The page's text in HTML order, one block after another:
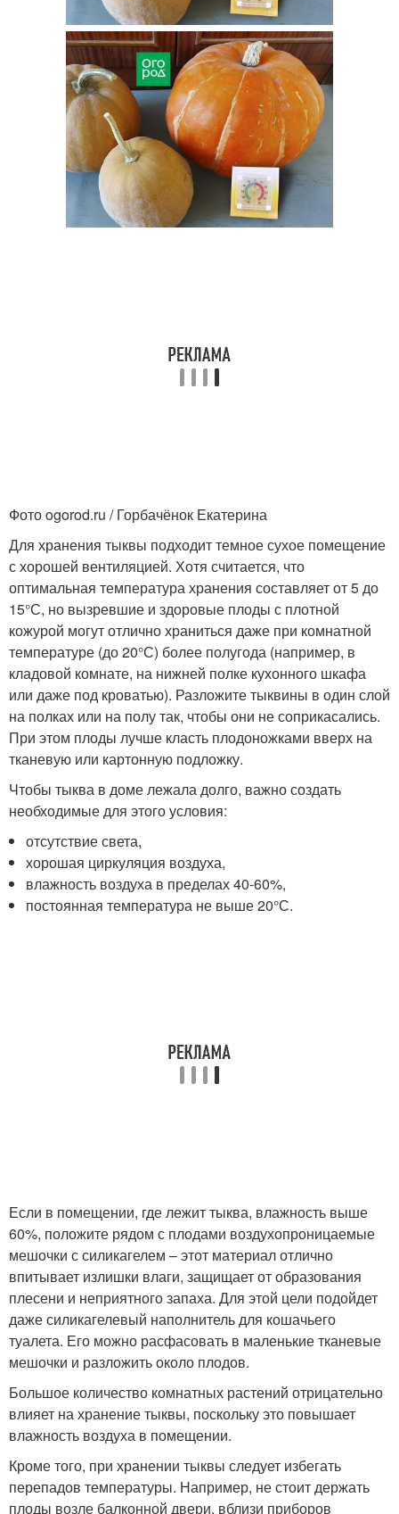
Фото ogorod.ru / Горбачёнок Екатерина
Для хранения тыквы подходит темное сухое помещение
с хорошей вентиляцией. Хотя считается, что
оптимальная температура хранения составляет от 5 до
15°С, но вызревшие и здоровые плоды с плотной
кожурой могут отлично храниться даже при комнатной
температуре (до 20°С) более полугода (например, в
кладовой комнате, на нижней полке кухонного шкафа
или даже под кроватью). Разложите тыквины в один слой
на полках или на полу так, чтобы они не соприкасались.
При этом плоды лучше класть плодоножками вверх на
тканевую или картонную подложку.
Чтобы тыква в доме лежала долго, важно создать
необходимые для этого условия:
отсутствие света,
хорошая циркуляция воздуха,
влажность воздуха в пределах 40-60%,
постоянная температура не выше 20°С.
Если в помещении, где лежит тыква, влажность выше
60%, положите рядом с плодами воздухопроницаемые
мешочки с силикагелем – этот материал отлично
впитывает излишки влаги, защищает от образования
плесени и неприятного запаха. Для этой цели подойдет
даже силикагелевый наполнитель для кошачьего
туалета. Его можно расфасовать в маленькие тканевые
мешочки и разложить около плодов.
Большое количество комнатных растений отрицательно
влияет на хранение тыквы, поскольку это повышает
влажность воздуха в помещении.
Кроме того, при хранении тыквы следует избегать
перепадов температуры. Например, не стоит держать
плоды возле балконной двери, вблизи приборов